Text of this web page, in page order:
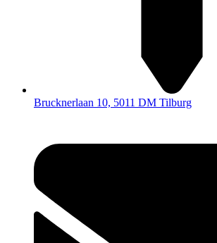
Brucknerlaan 10, 5011 DM Tilburg